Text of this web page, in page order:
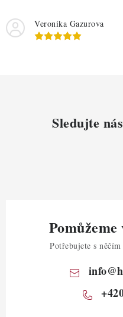
Veronika Gazurova
Sledujte
Potřebujete s
info@